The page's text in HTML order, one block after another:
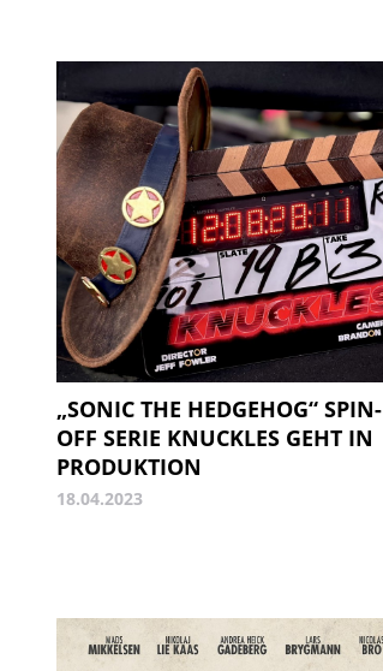
„SONIC THE HEDGEHOG“ SPIN-
OFF SERIE KNUCKLES GEHT IN
PRODUKTION
18.04.2023